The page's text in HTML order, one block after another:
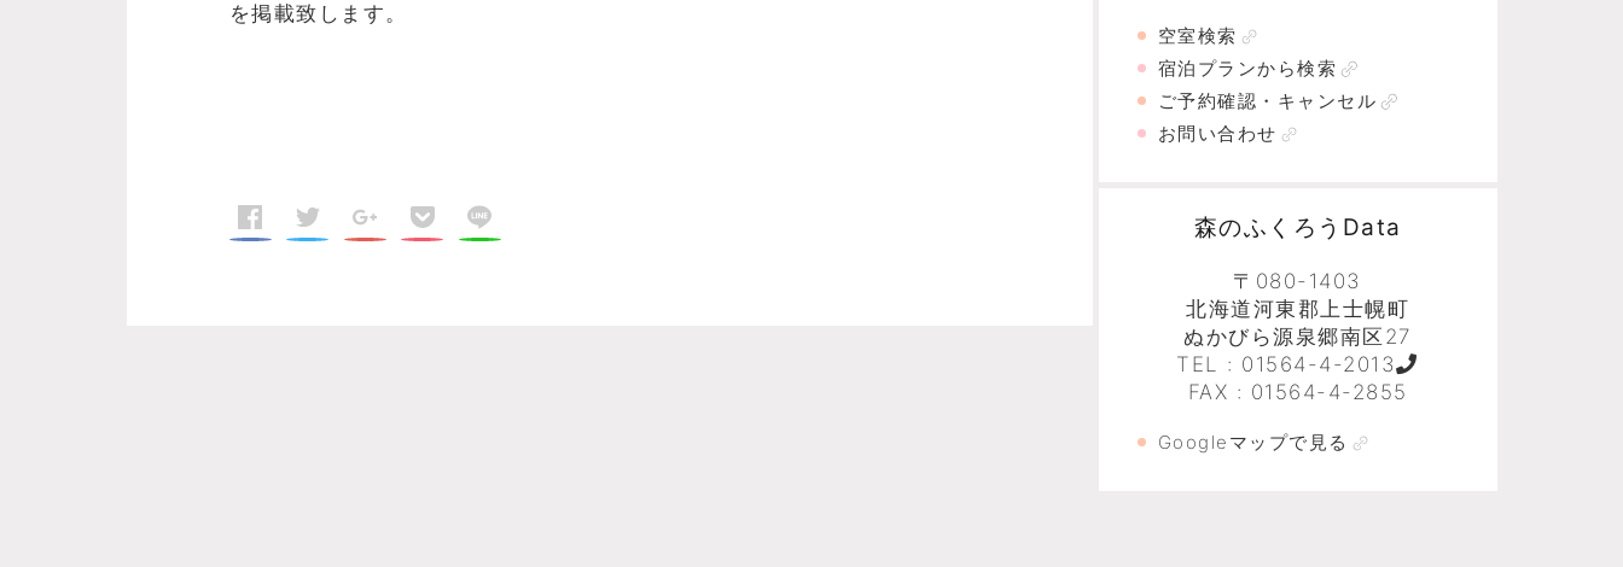
を掲載致します。
空室検索
宿泊プランから検索
ご予約確認・キャンセル
お問い合わせ
森のふくろうData
〒080-1403
北海道河東郡上士幌町
ぬかびら源泉郷南区27
TEL : 01564-4-2013
FAX : 01564-4-2855
Googleマップで見る